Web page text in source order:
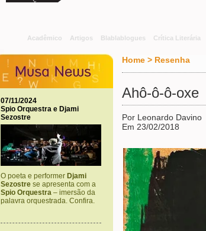
Acadêmico Artigos Blablablogues Crítica Literária
07/11/2024
Spio Orquestra e Djami
Sezostre
O poeta e performer Djami
Sezostre se apresenta com a
Spio Orquestra – imersão da
palavra orquestrada. Confira.
Home > Resenha
Ahô-ô-ô-oxe
Por Leonardo Davino
Em 23/02/2018